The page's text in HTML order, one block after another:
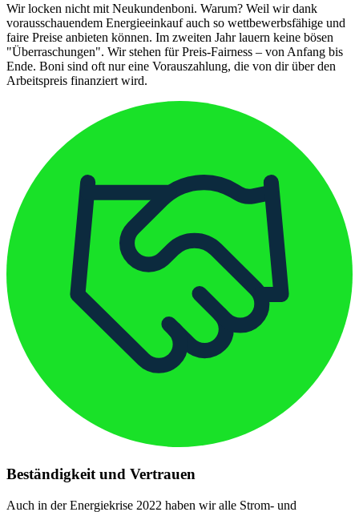
Wir locken nicht mit Neukundenboni. Warum? Weil wir dank
vorausschauendem Energieeinkauf auch so wettbewerbsfähige und
faire Preise anbieten können. Im zweiten Jahr lauern keine bösen
"Überraschungen". Wir stehen für Preis-Fairness – von Anfang bis
Ende. Boni sind oft nur eine Vorauszahlung, die von dir über den
Arbeitspreis finanziert wird.
Beständigkeit und Vertrauen
Auch in der Energiekrise 2022 haben wir alle Strom- und